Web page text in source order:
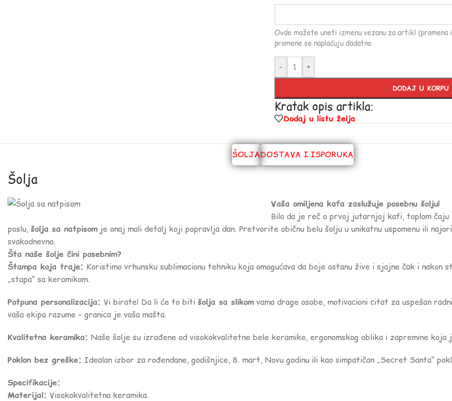
Ovde možete uneti izmenu vezanu za artikl (promena
promene se naplaćuju dadatno.
- +
DODAJ U KORPU
Kratak opis artikla:
Dodaj u listu želja
ŠOLJADOSTAVA I ISPORUKA
Šolja
Vaša omiljena kafa zaslužuje posebnu šolju!
Bilo da je reč o prvoj jutarnjoj kafi, toplom čaju
poslu, šolja sa natpisomje onaj mali detalj koji popravlja dan. Pretvorite običnu belu šolju u unikatnu uspomenu ili
svakodnevno.
Šta naše šolje čini posebnim?
Štampa koja traje: Koristimo vrhunsku sublimacionu tehniku koja omogućava da boje ostanu žive i sjajne čak i nakon
„stapa“ sa keramikom.
Potpuna personalizacija: Vi birate! Da li će to biti šolja sa slikomvama drage osobe, motivacioni citat za uspešan
vaša ekipa razume – granica je vaša mašta.
Kvalitetna keramika: Naše šolje su izrađene od visokokvalitetne bele keramike, ergonomskog oblika i zapremine koja
Poklon bez greške: Idealan izbor za rođendane, godišnjice, 8. mart, Novu godinu ili kao simpatičan „Secret Santa“
Specifikacije:
Materijal: Visokokvalitetna keramika.